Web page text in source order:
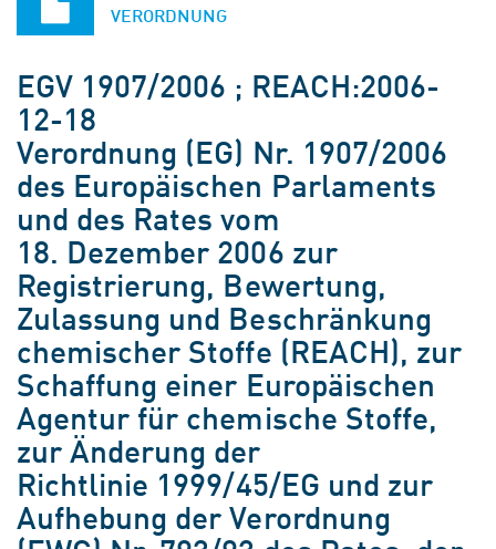
VERORDNUNG
EGV 1907/2006 ; REACH:2006-
12-18
Verordnung (EG) Nr. 1907/2006
des Europäischen Parlaments
und des Rates vom
18. Dezember 2006 zur
Registrierung, Bewertung,
Zulassung und Beschränkung
chemischer Stoffe (REACH), zur
Schaffung einer Europäischen
Agentur für chemische Stoffe,
zur Änderung der
Richtlinie 1999/45/EG und zur
Aufhebung der Verordnung